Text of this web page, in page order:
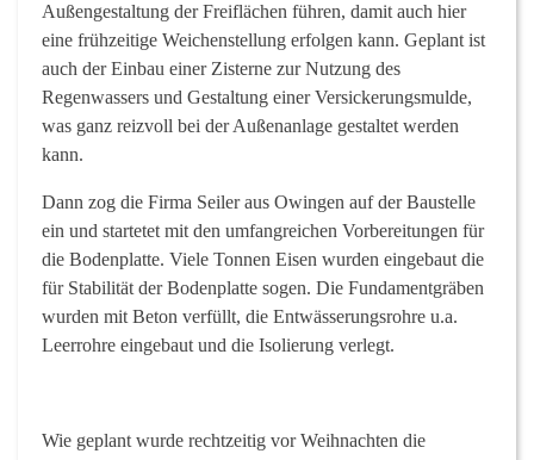
Außengestaltung der Freiflächen führen, damit auch hier
eine frühzeitige Weichenstellung erfolgen kann. Geplant ist
auch der Einbau einer Zisterne zur Nutzung des
Regenwassers und Gestaltung einer Versickerungsmulde,
was ganz reizvoll bei der Außenanlage gestaltet werden
kann.
Dann zog die Firma Seiler aus Owingen auf der Baustelle
ein und startetet mit den umfangreichen Vorbereitungen für
die Bodenplatte. Viele Tonnen Eisen wurden eingebaut die
für Stabilität der Bodenplatte sogen. Die Fundamentgräben
wurden mit Beton verfüllt, die Entwässerungsrohre u.a.
Leerrohre eingebaut und die Isolierung verlegt.
Wie geplant wurde rechtzeitig vor Weihnachten die